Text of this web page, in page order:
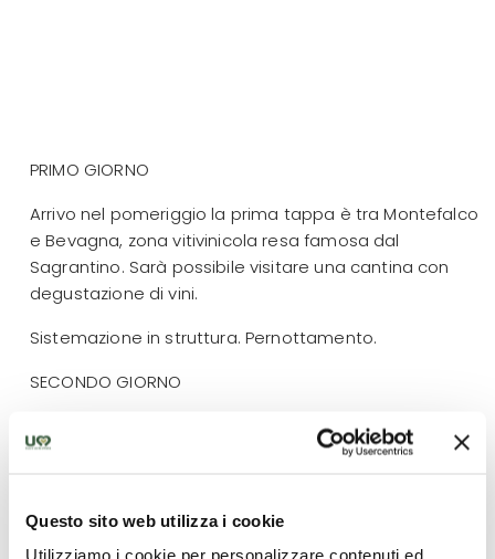
Questo sito web utilizza i cookie
Utilizziamo i cookie per personalizzare contenuti ed
PRIMO GIORNO
Arrivo nel pomeriggio la prima tappa è tra Montefalco
e Bevagna, zona vitivinicola resa famosa dal
Sagrantino. Sarà possibile visitare una cantina con
degustazione di vini.
Sistemazione in struttura. Pernottamento.
SECONDO GIORNO
La giornata sarà interamente dedicata alla scoperta
della città di Perugia. La città oltre ad offrirsi ai
nota fabbrica della Perugina e del Bacio. Passeggiata